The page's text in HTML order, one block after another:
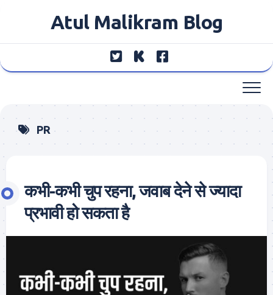
Atul Malikram Blog
PR
कभी-कभी चुप रहना, जवाब देने से ज्यादा
प्रभावी हो सकता है